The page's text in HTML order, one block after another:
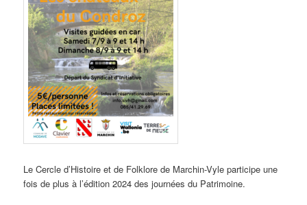
Le Cercle d’Histoire et de Folklore de Marchin-Vyle participe une
fois de plus à l’édition 2024 des journées du Patrimoine.